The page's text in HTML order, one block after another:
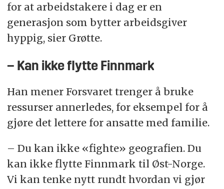
for at arbeidstakere i dag er en
generasjon som bytter arbeidsgiver
hyppig, sier Grøtte.
– Kan ikke flytte Finnmark
Han mener Forsvaret trenger å bruke
ressurser annerledes, for eksempel for å
gjøre det lettere for ansatte med familie.
– Du kan ikke «fighte» geografien. Du
kan ikke flytte Finnmark til Øst-Norge.
Vi kan tenke nytt rundt hvordan vi gjør